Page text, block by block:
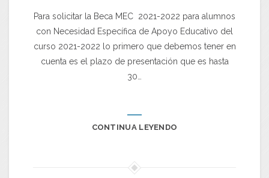
Para solicitar la Beca MEC 2021-2022 para alumnos
con Necesidad Específica de Apoyo Educativo del
curso 2021-2022 lo primero que debemos tener en
cuenta es el plazo de presentación que es hasta
30…
CONTINUA LEYENDO